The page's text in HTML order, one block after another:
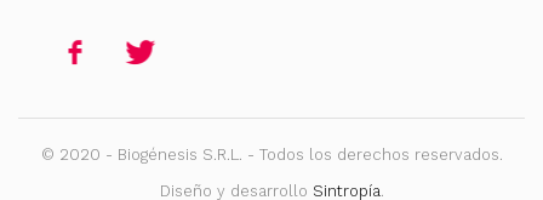
© 2020 - Biogénesis S.R.L. - Todos los derechos reservados.
Diseño y desarrollo Sintropía